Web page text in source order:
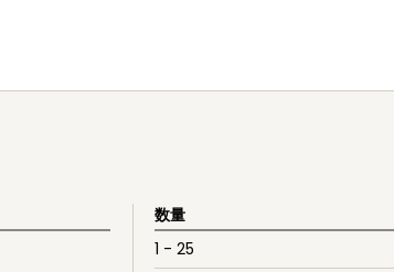
数量
1 - 25